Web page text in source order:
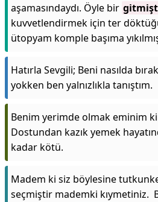
aşamasındaydı. Öyle bir
kuvvetlendirmek için ter
ütopyam komple başıma
Hatırla Sevgili; Beni nasılda
yokken ben yalnızlıkla tanıştım.
Benim yerimde olmak eminim
Dostundan kazık yemek
kadar kötü.
Madem ki siz böylesine
seçmiştir mademki kıymetiniz.